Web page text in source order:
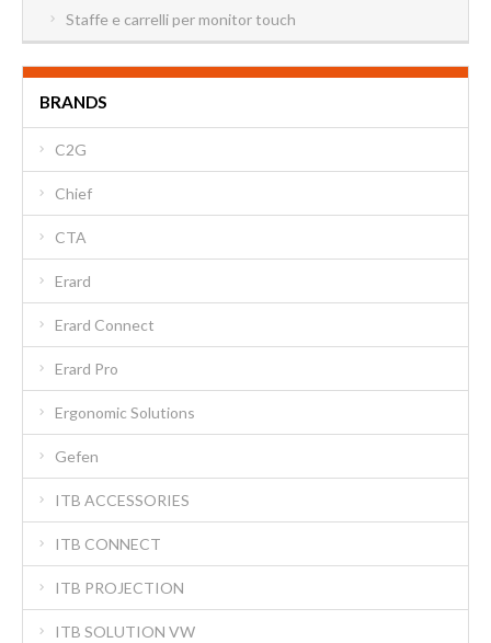
Staffe e carrelli per monitor touch
BRANDS
C2G
Chief
CTA
Erard
Erard Connect
Erard Pro
Ergonomic Solutions
Gefen
ITB ACCESSORIES
ITB CONNECT
ITB PROJECTION
ITB SOLUTION VW